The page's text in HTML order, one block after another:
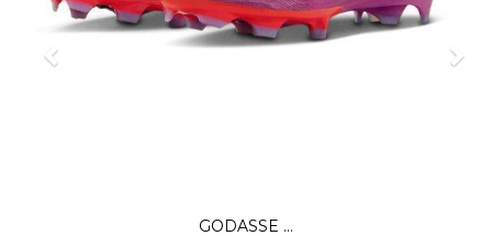
NIKE AIR...